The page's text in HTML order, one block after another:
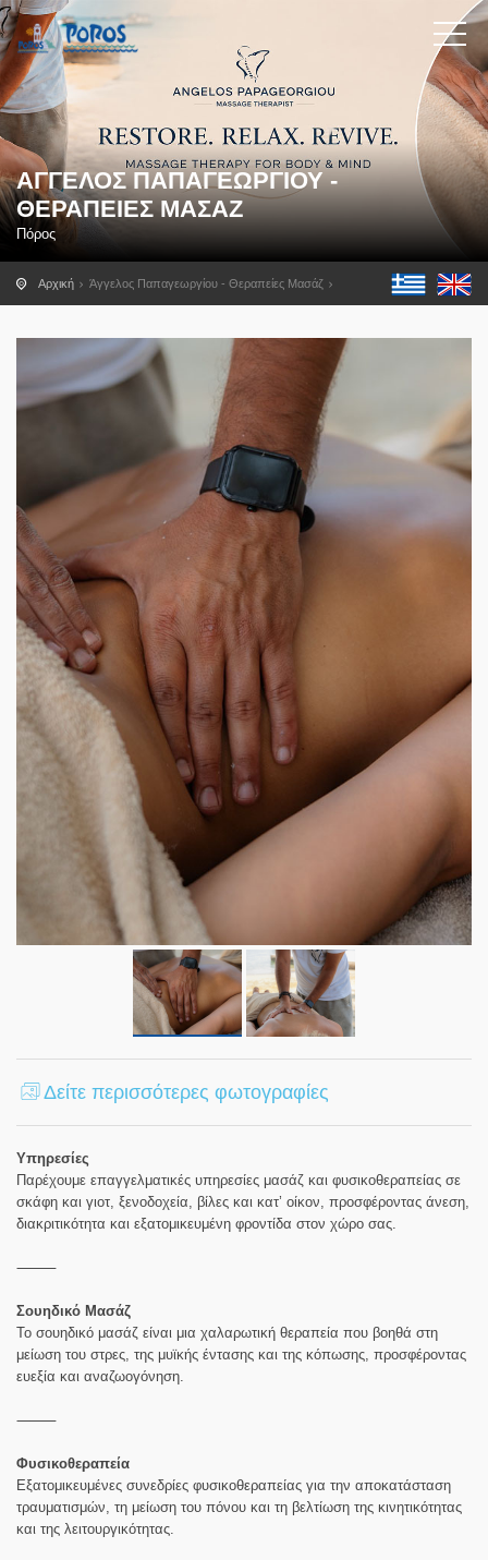
ΆΓΓΕΛΟΣ ΠΑΠΑΓΕΩΡΓΊΟΥ -
ΘΕΡΑΠΕΊΕΣ ΜΑΣΆΖ
Πόρος
Αρχική Άγγελος Παπαγεωργίου - Θεραπείες Μασάζ
Δείτε περισσότερες φωτογραφίες
Υπηρεσίες
Παρέχουμε επαγγελματικές υπηρεσίες μασάζ και φυσικοθεραπείας σε
σκάφη και γιοτ, ξενοδοχεία, βίλες και κατ’ οίκον, προσφέροντας άνεση,
διακριτικότητα και εξατομικευμένη φροντίδα στον χώρο σας.
⸻
Σουηδικό Μασάζ
Το σουηδικό μασάζ είναι μια χαλαρωτική θεραπεία που βοηθά στη
μείωση του στρες, της μυϊκής έντασης και της κόπωσης, προσφέροντας
ευεξία και αναζωογόνηση.
⸻
Φυσικοθεραπεία
Εξατομικευμένες συνεδρίες φυσικοθεραπείας για την αποκατάσταση
τραυματισμών, τη μείωση του πόνου και τη βελτίωση της κινητικότητας
και της λειτουργικότητας.